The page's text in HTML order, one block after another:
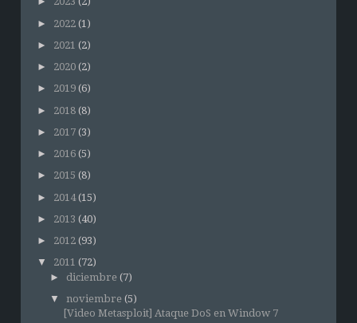
► 2022 (1)
► 2021 (2)
► 2020 (2)
► 2019 (6)
► 2018 (8)
► 2017 (3)
► 2016 (5)
► 2015 (8)
► 2014 (15)
► 2013 (40)
► 2012 (93)
▼
2011 (72)
► diciembre (7)
▼
noviembre (5)
[Video Metasploit] Ataque DoS en Window 7